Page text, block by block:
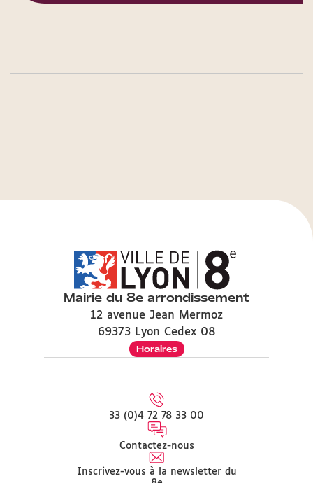
Mairie du 8e arrondissement
12 avenue Jean Mermoz
69373 Lyon Cedex 08
Horaires
33 (0)4 72 78 33 00
Contactez-nous
Inscrivez-vous à la newsletter du